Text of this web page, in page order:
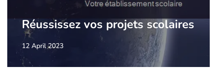
Réussissez vos projets scolaires
12 April 2023